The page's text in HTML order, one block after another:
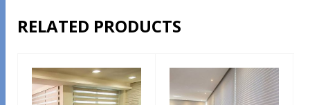
RELATED PRODUCTS